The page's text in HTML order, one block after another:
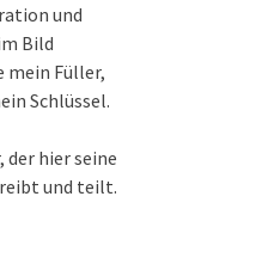
und
Bild
mein Füller,
Schlüssel.
hier seine
und teilt.